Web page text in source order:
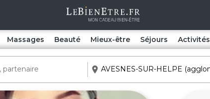
Massages Beauté Mieux-être Séjours Activités